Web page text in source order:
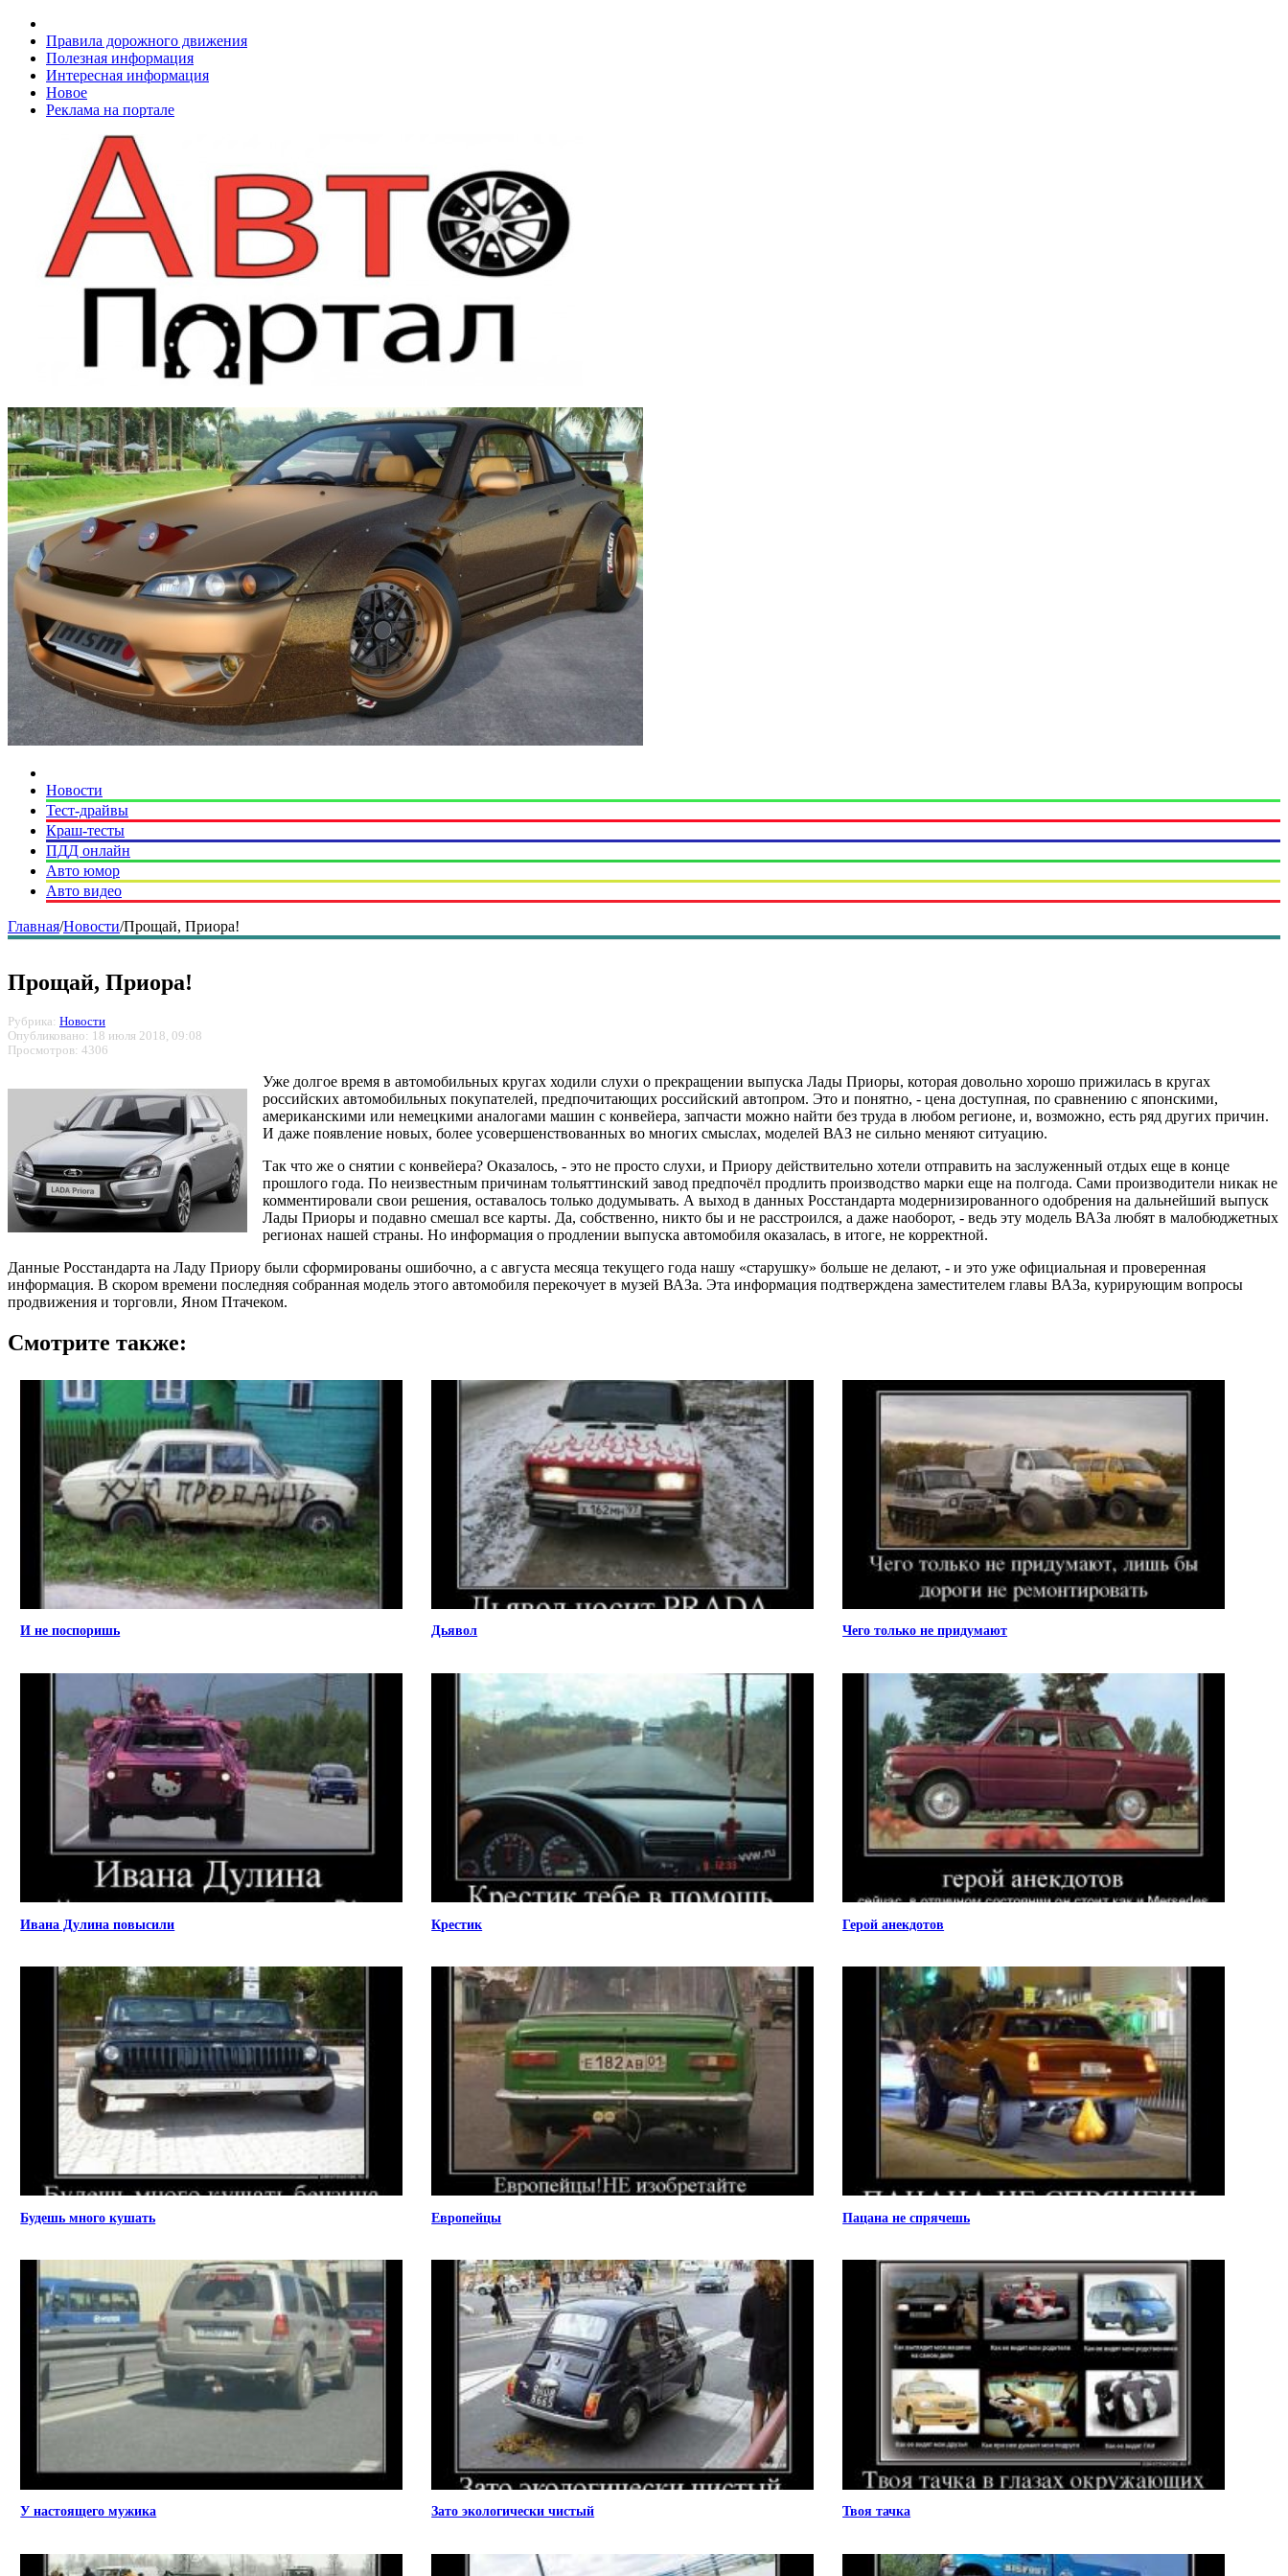
Правила дорожного движения
Полезная информация
Интересная информация
Новое
Реклама на портале
Новости
Тест-драйвы
Краш-тесты
ПДД онлайн
Авто юмор
Авто видео
Главная/Новости/Прощай, Приора!
Прощай, Приора!
Рубрика: Новости
Опубликовано: 18 июля 2018, 09:08
Просмотров: 4306
Уже долгое время в автомобильных кругах ходили слухи о прекращении выпуска Лады Приоры, которая довольно хорошо прижилась в кругах
российских автомобильных покупателей, предпочитающих российский автопром. Это и понятно, - цена доступная, по сравнению с японскими,
американскими или немецкими аналогами машин с конвейера, запчасти можно найти без труда в любом регионе, и, возможно, есть ряд других причин.
И даже появление новых, более усовершенствованных во многих смыслах, моделей ВАЗ не сильно меняют ситуацию.
Так что же о снятии с конвейера? Оказалось, - это не просто слухи, и Приору действительно хотели отправить на заслуженный отдых еще в конце
прошлого года. По неизвестным причинам тольяттинский завод предпочёл продлить производство марки еще на полгода. Сами производители никак не
комментировали свои решения, оставалось только додумывать. А выход в данных Росстандарта модернизированного одобрения на дальнейший выпуск
Лады Приоры и подавно смешал все карты. Да, собственно, никто бы и не расстроился, а даже наоборот, - ведь эту модель ВАЗа любят в малобюджетных
регионах нашей страны. Но информация о продлении выпуска автомобиля оказалась, в итоге, не корректной.
Данные Росстандарта на Ладу Приору были сформированы ошибочно, а с августа месяца текущего года нашу «старушку» больше не делают, - и это уже официальная и проверенная
информация. В скором времени последняя собранная модель этого автомобиля перекочует в музей ВАЗа. Эта информация подтверждена заместителем главы ВАЗа, курирующим вопросы
продвижения и торговли, Яном Птачеком.
Смотрите также:
И не поспоришь Дьявол Чего только не придумают
Ивана Дулина повысили Крестик Герой анекдотов
Будешь много кушать Европейцы Пацана не спрячешь
У настоящего мужика Зато экологически чистый Твоя тачка